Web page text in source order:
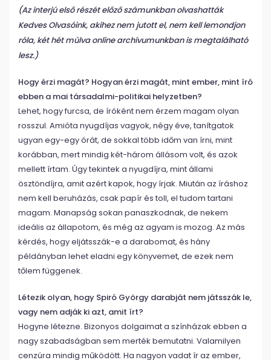
(Az interjú első részét előző számunkban olvashatták
Kedves Olvasóink, akihez nem jutott el, nem kell lemondjon
róla, két hét múlva online archívumunkban is megtalálható
lesz.)
Hogy érzi magát? Hogyan érzi magát, mint ember, mint író
ebben a mai társadalmi-politikai helyzetben?
Lehet, hogy furcsa, de íróként nem érzem magam olyan
rosszul. Amióta nyugdíjas vagyok, négy éve, tanítgatok
ugyan egy-egy órát, de sokkal több időm van írni, mint
korábban, mert mindig két-három állásom volt, és azok
mellett írtam. Úgy tekintek a nyugdíjra, mint állami
ösztöndíjra, amit azért kapok, hogy írjak. Miután az íráshoz
nem kell beruházás, csak papír és toll, el tudom tartani
magam. Manapság sokan panaszkodnak, de nekem
ideális az állapotom, és még az agyam is mozog. Az más
kérdés, hogy eljátsszák-e a darabomat, és hány
példányban lehet eladni egy könyvemet, de ezek nem
tőlem függenek.
Létezik olyan, hogy Spiró György darabját nem játsszák le,
vagy nem adják ki azt, amit írt?
Hogyne létezne. Bizonyos dolgaimat a színházak ebben a
nagy szabadságban sem merték bemutatni. Valamilyen
cenzúra mindig működött. Ha nagyon vadat ír az ember,